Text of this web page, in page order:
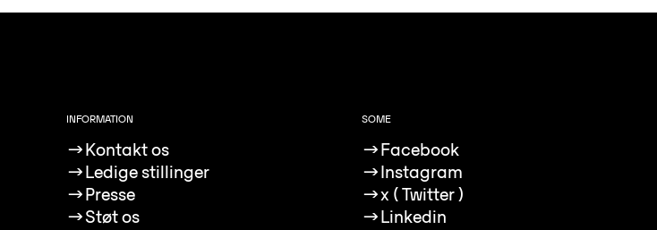
INFORMATION
→Kontakt os
→Ledige stillinger
→Presse
→Støt os
SOME
→Facebook
→Instagram
→x ( Twitter )
→Linkedin